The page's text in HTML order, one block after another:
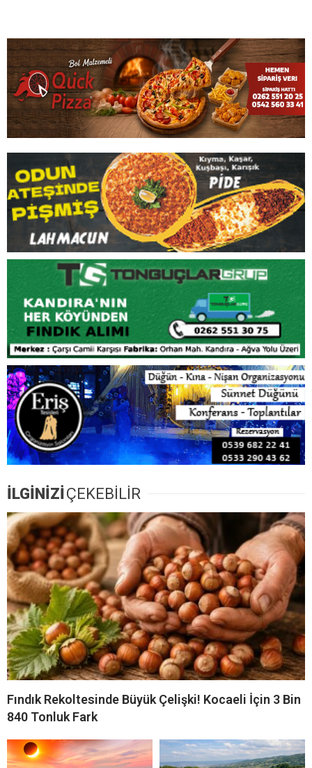
İLGİNİZİÇEKEBİLİR
Fındık Rekoltesinde Büyük Çelişki! Kocaeli İçin 3 Bin
840 Tonluk Fark